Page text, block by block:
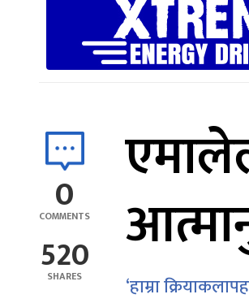
0
COMMENTS
520
SHARES
‘हाम्रा